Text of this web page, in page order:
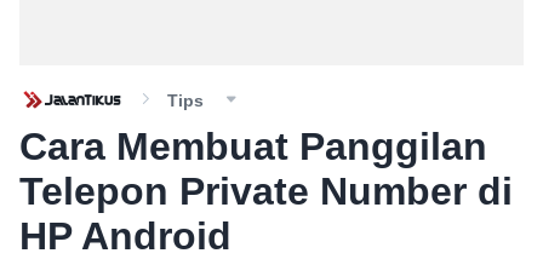
Tips
Cara Membuat Panggilan
Telepon Private Number di
HP Android